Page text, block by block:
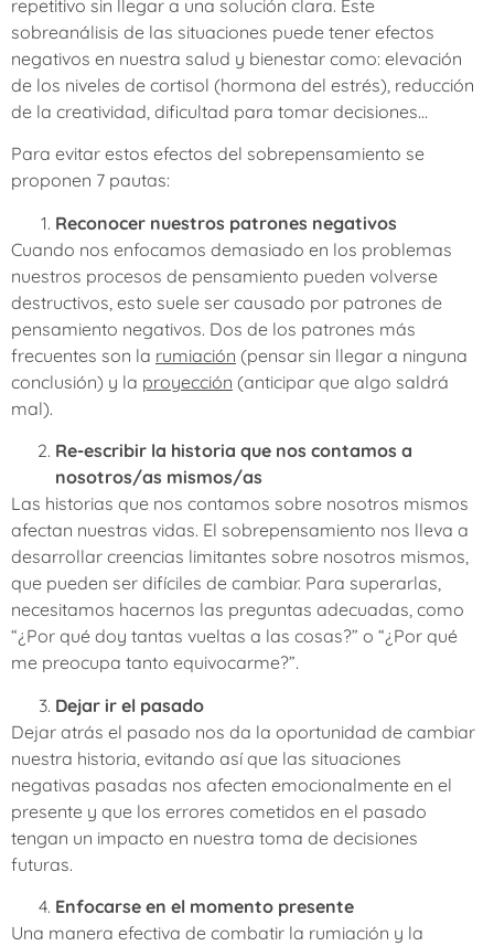
repetitivo sin llegar a una solución clara. Este
sobreanálisis de las situaciones puede tener efectos
negativos en nuestra salud y bienestar como: elevación
de los niveles de cortisol (hormona del estrés), reducción
de la creatividad, dificultad para tomar decisiones…
Para evitar estos efectos del sobrepensamiento se
proponen 7 pautas:
Reconocer nuestros patrones negativos
Cuando nos enfocamos demasiado en los problemas
nuestros procesos de pensamiento pueden volverse
destructivos, esto suele ser causado por patrones de
pensamiento negativos. Dos de los patrones más
frecuentes son la rumiación (pensar sin llegar a ninguna
conclusión) y la proyección (anticipar que algo saldrá
mal).
Re-escribir la historia que nos contamos a
nosotros/as mismos/as
Las historias que nos contamos sobre nosotros mismos
afectan nuestras vidas. El sobrepensamiento nos lleva a
desarrollar creencias limitantes sobre nosotros mismos,
que pueden ser difíciles de cambiar. Para superarlas,
necesitamos hacernos las preguntas adecuadas, como
“¿Por qué doy tantas vueltas a las cosas?” o “¿Por qué
me preocupa tanto equivocarme?”.
Dejar ir el pasado
Dejar atrás el pasado nos da la oportunidad de cambiar
nuestra historia, evitando así que las situaciones
negativas pasadas nos afecten emocionalmente en el
presente y que los errores cometidos en el pasado
tengan un impacto en nuestra toma de decisiones
futuras.
Enfocarse en el momento presente
Una manera efectiva de combatir la rumiación y la